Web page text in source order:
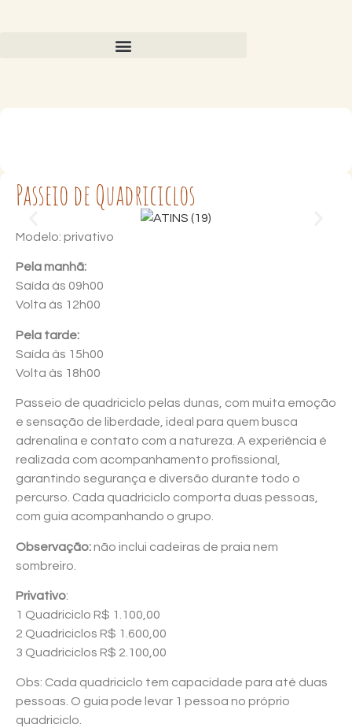
Passeio de Quadriciclos
Modelo: privativo
Pela manhã:
Saída às 09h00
Volta às 12h00
Pela tarde:
Saída às 15h00
Volta às 18h00
Passeio de quadriciclo pelas dunas, com muita emoção
e sensação de liberdade, ideal para quem busca
adrenalina e contato com a natureza. A experiência é
realizada com acompanhamento profissional,
garantindo segurança e diversão durante todo o
percurso. Cada quadriciclo comporta duas pessoas,
com guia acompanhando o grupo.
Observação:não inclui cadeiras de praia nem
sombreiro.
Privativo:
1 Quadriciclo R$ 1.100,00
2 Quadriciclos R$ 1.600,00
3 Quadriciclos R$ 2.100,00
Obs: Cada quadriciclo tem capacidade para até duas
pessoas. O guia pode levar 1 pessoa no próprio
quadriciclo.